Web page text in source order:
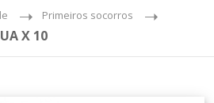
Primeiros socorros
X 10